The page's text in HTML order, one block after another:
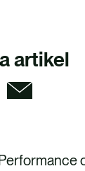
artikel
l